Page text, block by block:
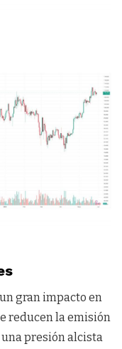
gran impacto en
reducen la emisión
una presión alcista